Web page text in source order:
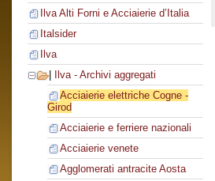
Ilva Alti Forni e Acciaierie d’Italia
Italsider
Ilva
Ilva - Archivi aggregati
Acciaierie elettriche Cogne -
Girod
Acciaierie e ferriere nazionali
Acciaierie venete
Agglomerati antracite Aosta